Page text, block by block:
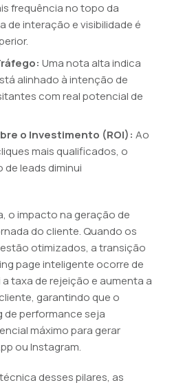
frequência no topo da
de interação e visibilidade é
Uma nota alta indica
alinhado à intenção de
com real potencial de
o Investimento (ROI): Ao
mais qualificados, o
leads diminui
o impacto na geração de
do cliente. Quando os
otimizados, a transição
page inteligente ocorre de
taxa de rejeição e aumenta a
garantindo que o
de performance seja
máximo para gerar
ou Instagram.
desses pilares, as